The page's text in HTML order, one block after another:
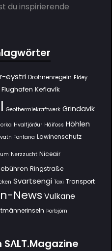
du inspirierende
eystri Drohnenregeln Eldey
Flughafen Keflavík
Geothermiekraftwerk Grindavik
Hvalfjörður Háifoss Höhlen
Fontana Lawinenschutz
Nerzzucht Niceair
Ringstraße
Svartsengi Taxi Transport
News Vulkane
Þorbjörn